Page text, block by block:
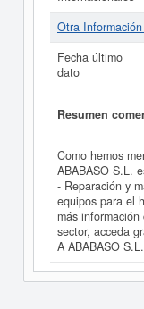
Otra
Fecha último
dato
Resumen
Como hemos
ABABASO S.L.
- Reparación y
equipos para el
más
sector, acceda
A ABABASO